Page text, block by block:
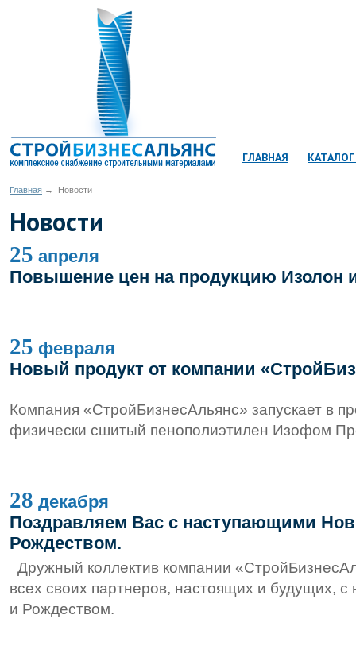
ГЛАВНАЯ
Главная → Новости
Новости
25 апреля
Повышение цен на продукцию Изолон
25 февраля
Новый продукт от компании
Компания «СтройБизнесАльянс» запускает в
физически сшитый пенополиэтилен Изофом
28 декабря
Поздравляем Вас с наступающими
Рождеством.
Дружный коллектив компании
всех своих партнеров, настоящих и будущих,
и Рождеством.